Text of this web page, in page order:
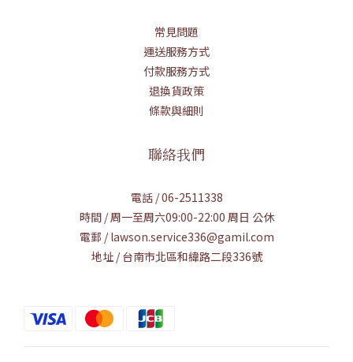
常見問題
運送服務方式
付款服務方式
退換貨政策
條款與細則
聯絡我們
電話 / 06-2511338
時間 / 周一至周六09:00-22:00 周日 公休
電郵 / lawson.service336@gamil.com
地址 / 台南市北區和緯路二段336號